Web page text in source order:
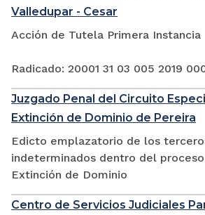
Valledupar - Cesar
Acción de Tutela Primera Instancia
Radicado: 20001 31 03 005 2019
Juzgado Penal del Circuito
Extinción de Dominio de Pereira
Edicto emplazatorio de los
indeterminados dentro del
Extinción de Dominio
Centro de Servicios Judiciales